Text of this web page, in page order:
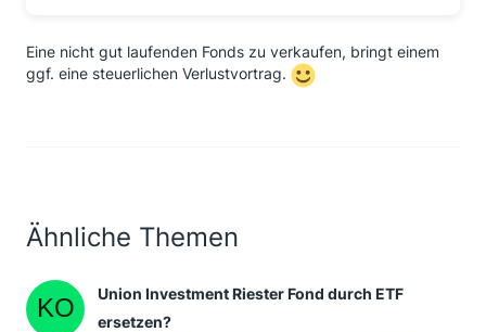
Eine nicht gut laufenden Fonds zu verkaufen, bringt einem
ggf. eine steuerlichen Verlustvortrag.
Ähnliche Themen
Union Investment Riester Fond durch ETF
ersetzen?